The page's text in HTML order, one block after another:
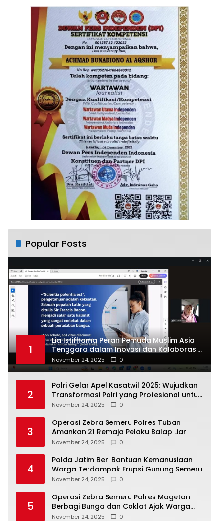
Popular Posts
1
Lia Istifhama Peran Pemuda Muslim Asia
Tenggara dalam Inovasi dan Kolaborasi
Internasional
November 24, 2025 0
2
Polri Gelar Apel Kasatwil 2025: Wujudkan
Transformasi Polri yang Profesional untuk
Masyarakat
November 24, 2025 0
3
Operasi Zebra Semeru Polres Tuban
Amankan 21 Remaja Pelaku Balap Liar
November 24, 2025 0
4
Polda Jatim Beri Bantuan Kemanusiaan
Warga Terdampak Erupsi Gunung Semeru
November 24, 2025 0
5
Operasi Zebra Semeru Polres Magetan
Berbagi Bunga dan Coklat Ajak Warga
Tertib Lalin
November 24, 2025 0